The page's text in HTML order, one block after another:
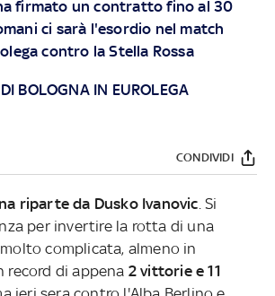
firmato un contratto fino al 30
ci sarà l'esordio nel match
contro la Stella Rossa
BOLOGNA IN EUROLEGA
CONDIVIDI
riparte da Dusko Ivanovic . Si
per invertire la rotta di una
complicata, almeno in
record di appena 2 vittorie e 11